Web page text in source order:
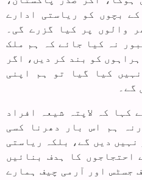
بچوں کو ریاستی ادارے
والوں پر کیا گزرے گی۔
نہ کیا جائے کہ ہم ملک
کو بند کر دیں، اگر
کیا گیا تو ہم اپنی
کہا کہ لاپتہ شیعہ افراد
ہم اس بار دھرنا کسی
دیں گے، بلکہ ریاستی
احتجاجوں کا ہدف بنائیں
جسٹس اور آرمی چیف ہمارے